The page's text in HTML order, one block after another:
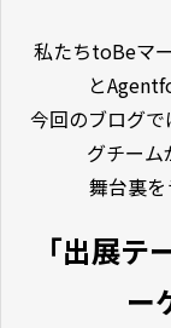
私たちtoBeマ
と
今回のブログ
グチーム
舞台裏
「出展
ー